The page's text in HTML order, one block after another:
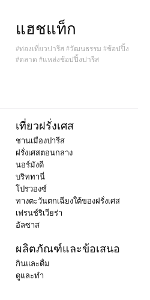
แฮชแท็ก
#ท่องเที่ยวปารีส #วัฒนธรรม #ช้อปปิ้ง
#ตลาด #แหล่งช้อปปิ้งปารีส
เที่ยวฝรั่งเศส
ชานเมืองปารีส
ฝรั่งเศสตอนกลาง
นอร์มังดี
บริททานี่
โปรวองซ์
ทางตะวันตกเฉียงใต้ของฝรั่งเศส
เฟรนช์ริเวียร่า
อัลซาส
ผลิตภัณฑ์และข้อเสนอ
กินและดื่ม
ดูและทำ